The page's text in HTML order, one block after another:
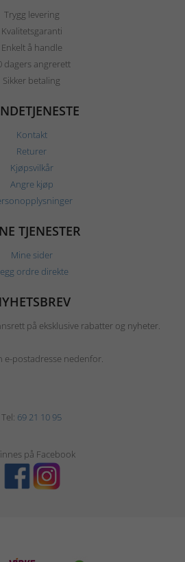
Trygg levering
Kvalitetsgaranti
Enkelt å handle
dagers angrerett
Sikker betaling
Kontakt
Returer
Kjøpsvilkår
Angre kjøp
TJENESTER
Mine sider
ordre direkte
på eksklusive rabatter og nyheter.
e-postadresse nedenfor.
Tel: 69 21 10 95
på Facebook